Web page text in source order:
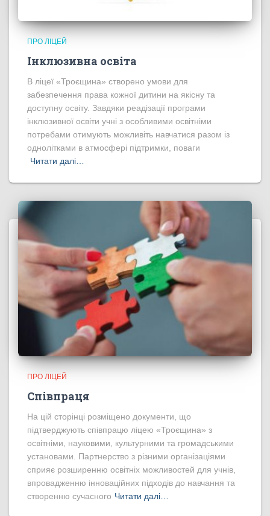
ПРО ЛІЦЕЙ
Інклюзивна освіта
В ліцеї «Троєщина» створено умови для
забезпечення права кожної дитини на якісну та
доступну освіту. Завдяки реадізації програми
інклюзивної освіти учні з особливими освітніми
потребами отимують можливіть навчатися разом із
однолітками в атмосфері підтримки, поваги
Читати далі…
ПРО ЛІЦЕЙ
Співпраця
На цій сторінці розміщено документи, що
підтверджують співпрацю ліцею «Троєщина» з
освітніми, науковими, культурними та громадськими
установами. Партнерство з різними організаціями
сприяє розширенню освітніх можливостей для учнів,
впровадженню інноваційних підходів до навчання та
створенню сучасного Читати далі…